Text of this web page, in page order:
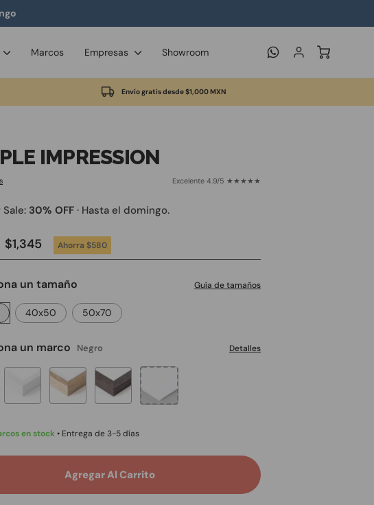
Marcos Empresas Showroom  
Envío gratis desde $1,000 MXN
IMPRESSION
Excelente 4.9/5 ★★★★★
30% OFF · Hasta el domingo.
Precio
de
oferta
$1,345 Ahorra $580
un tamaño Guía de tamaños
40x50 50x70
un marco Negro Detalles
en stock • Entrega de 3-5 días
Agregar Al Carrito